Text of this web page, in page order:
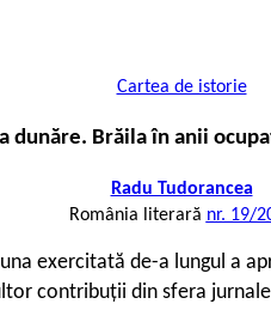
Cartea de istorie
dunăre. Brăila în anii
Radu Tudorancea
România literară nr. 19/
exercitată de-a lungul a
contribuții din sfera